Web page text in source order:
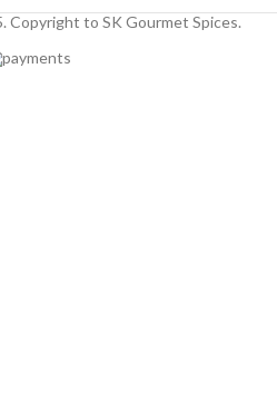
Copyright to SK Gourmet Spices.